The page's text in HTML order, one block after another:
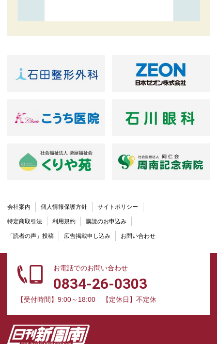
会社案内 個人情報保護方針 サイトポリシー
特定商取引法 利用規約 購読のお申込み
「読者の声」投稿 広告掲載申し込み お問い合わせ
お電話でのお問い合わせ
0834-26-0303
【受付時間】9:00～18:00 【定休日】不定休